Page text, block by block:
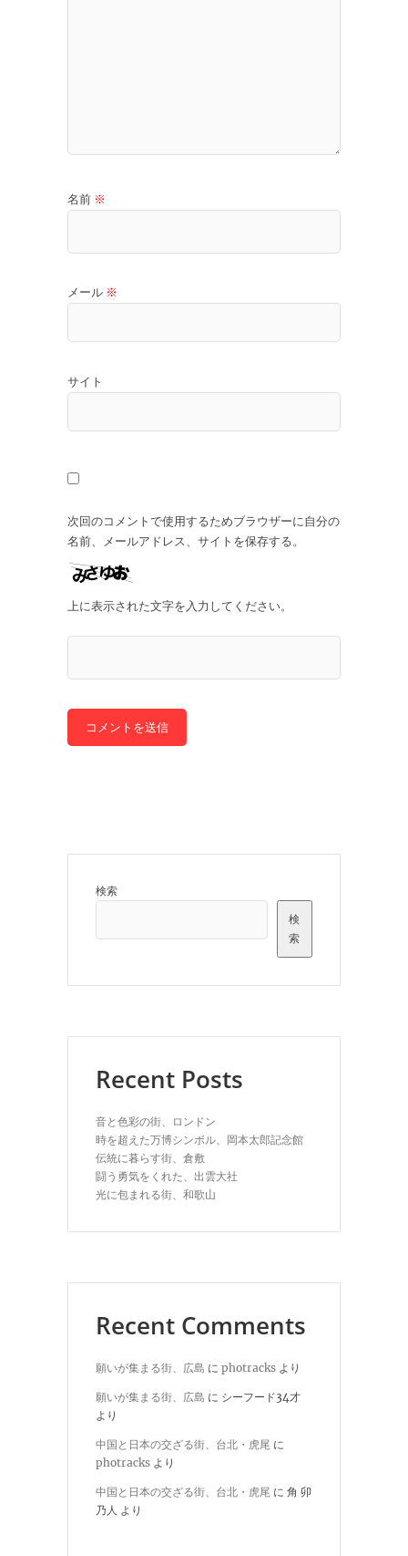
名前 ※
メール ※
サイト
次回のコメントで使用するためブラウザーに自分の
名前、メールアドレス、サイトを保存する。
上に表示された文字を入力してください。
検索
検
索
Recent Posts
音と色彩の街、ロンドン
時を超えた万博シンボル、岡本太郎記念館
伝統に暮らす街、倉敷
闘う勇気をくれた、出雲大社
光に包まれる街、和歌山
Recent Comments
願いが集まる街、広島 に photracks より
願いが集まる街、広島 に シーフード34才
より
中国と日本の交ざる街、台北・虎尾 に
photracks より
中国と日本の交ざる街、台北・虎尾 に 角 卯
乃人 より